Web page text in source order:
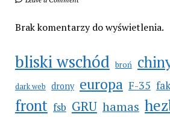
Brak komentarzy do wyświetlenia.
bliski wschód broń
dark web drony europa F-35
front fsb GRU hamas